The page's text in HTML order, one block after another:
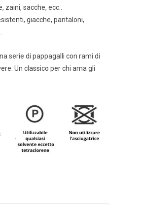
zaini, sacche, ecc..
giacche, pantaloni,
serie di pappagalli con rami di
Un classico per chi ama gli